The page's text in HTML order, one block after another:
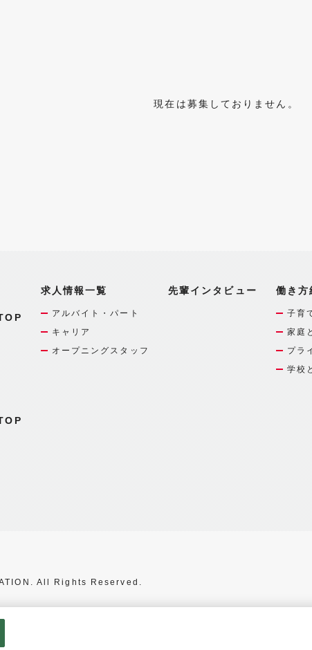
現在は募集しておりません。
求人情報一覧
アルバイト・パート
キャリア
オープニングスタッフ
先輩インタビュー 働き方
子育
家庭
プラ
学校
All Rights Reserved.